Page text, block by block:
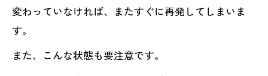
変わっていなければ、またすぐに再発してしまいま
す。
また、こんな状態も要注意です。